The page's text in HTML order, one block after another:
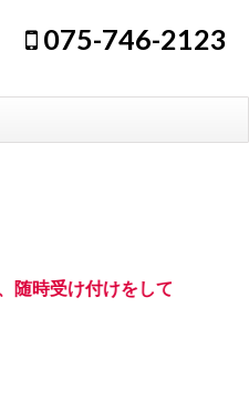
075-746-2123
受け付けをしております。